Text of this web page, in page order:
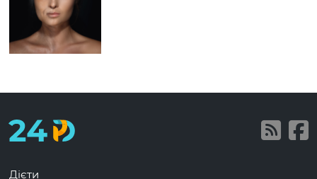
Дієти